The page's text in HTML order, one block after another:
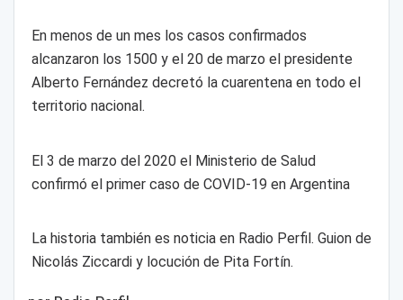
En menos de un mes los casos confirmados
alcanzaron los 1500 y el 20 de marzo el presidente
Alberto Fernández decretó la cuarentena en todo el
territorio nacional.
El 3 de marzo del 2020 el Ministerio de Salud
confirmó el primer caso de COVID-19 en Argentina
La historia también es noticia en Radio Perfil. Guion de
Nicolás Ziccardi y locución de Pita Fortín.